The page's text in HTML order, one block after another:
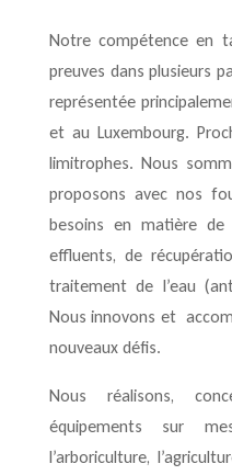
Notre compétence en
preuves dans plusieurs
représentée
et au Luxembourg.
limitrophes. Nous
proposons avec nos
besoins en matière
effluents, de
traitement de l’eau
Nous innovons et
nouveaux défis.
Nous réalisons,
équipements sur
l’arboriculture,